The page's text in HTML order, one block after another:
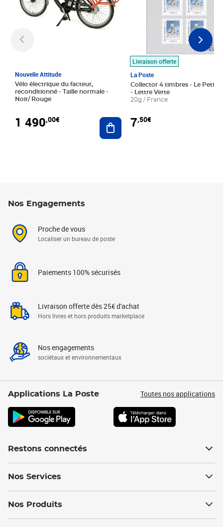
Nouvelle Attitude
Vélo électrique du facteur,
reconditionné - Taille normale -
Noir/ Rouge
1 490,00€ Ajouter au panier
Livraison offerte
La Poste
Collector 4 timbres - Le Petit
- Lettre Verte
20g / France
7,50€
Nos Engagements
Proche de vous
Localiser un bureau de poste
Paiements 100% sécurisés
Livraison offerte dès 25€ d'achat
Hors livres et hors produits marketplace
Nos engagements
sociétaux et environnementaux
Applications La Poste Toutes nos applications
Restons connectés
Nos Services
Nos Produits